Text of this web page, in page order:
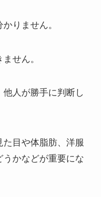
りません。
せん。
人が勝手に判断し
目や体脂肪、洋服
うかなどが重要にな